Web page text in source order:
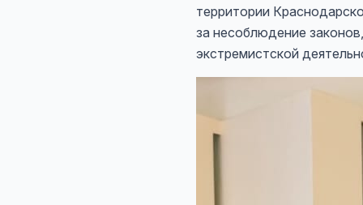
территории
за несоблюдение
экстремистской